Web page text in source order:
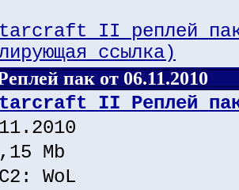
II реплей
ссылка)
пак от 06.11.2010
II Реплей
Mb
WoL